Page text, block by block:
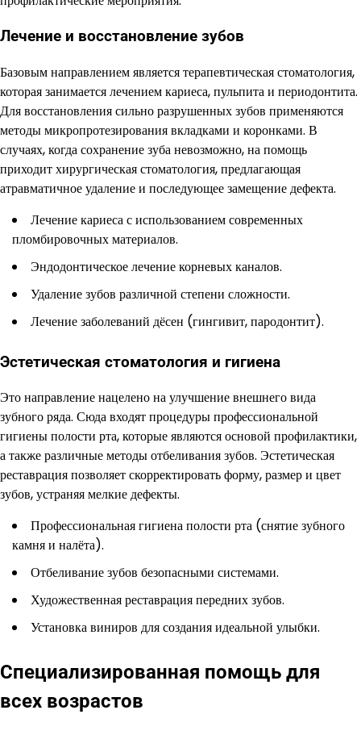
Лечение и восстановление зубов
Базовым направлением является терапевтическая стоматология,
которая занимается лечением кариеса, пульпита и периодонтита.
Для восстановления сильно разрушенных зубов применяются
методы микропротезирования вкладками и коронками. В
случаях, когда сохранение зуба невозможно, на помощь
приходит хирургическая стоматология, предлагающая
атравматичное удаление и последующее замещение дефекта.
Лечение кариеса с использованием современных
пломбировочных материалов.
Эндодонтическое лечение корневых каналов.
Удаление зубов различной степени сложности.
Лечение заболеваний дёсен (гингивит, пародонтит).
Эстетическая стоматология и гигиена
Это направление нацелено на улучшение внешнего вида
зубного ряда. Сюда входят процедуры профессиональной
гигиены полости рта, которые являются основой профилактики,
а также различные методы отбеливания зубов. Эстетическая
реставрация позволяет скорректировать форму, размер и цвет
зубов, устраняя мелкие дефекты.
Профессиональная гигиена полости рта (снятие зубного
камня и налёта).
Отбеливание зубов безопасными системами.
Художественная реставрация передних зубов.
Установка виниров для создания идеальной улыбки.
Специализированная помощь для
всех возрастов